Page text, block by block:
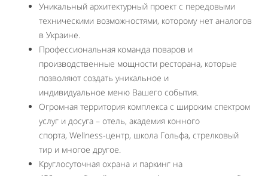
Уникальный архитектурный проект с передовыми
техническими возможностями, которому нет аналогов
в Украине.
Профессиональная команда поваров и
производственные мощности ресторана, которые
позволяют создать уникальное и
индивидуальное меню Вашего события.
Огромная территория комплекса с широким спектром
услуг и досуга – отель, академия конного
спорта, Wellness-центр, школа Гольфа, стрелковый
тир и многое другое.
Круглосуточная охрана и паркинг на